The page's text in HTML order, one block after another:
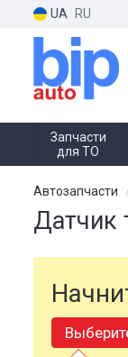
UA RU
Запчасти
для ТО
Автозапчасти
Датчик